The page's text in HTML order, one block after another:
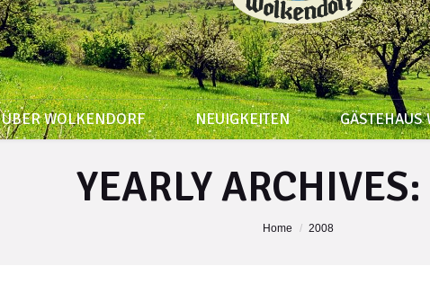
ÜBER WOLKENDORF NEUIGKEITEN GÄSTEHAUS
YEARLY ARCHIVES:
Home 2008